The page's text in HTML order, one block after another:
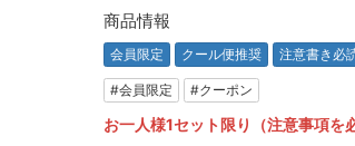
商品情報
会員限定 クール便推奨 注意書き必
#会員限定 #クーポン
お一人様1セット限り（注意事項を